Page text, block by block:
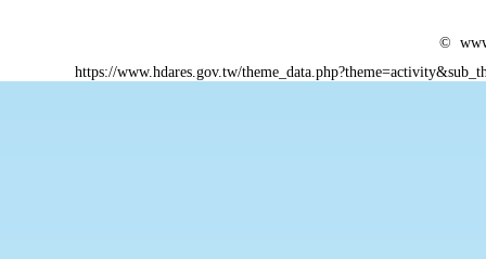
©
https://www.hdares.gov.tw/